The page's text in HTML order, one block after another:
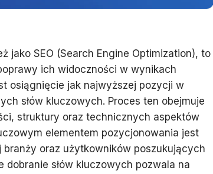
jako SEO (Search Engine Optimization), to
ich widoczności w wynikach
osiągnięcie jak najwyższej pozycji w
słów kluczowych. Proces ten obejmuje
struktury oraz technicznych aspektów
elementem pozycjonowania jest
oraz użytkowników poszukujących
słów kluczowych pozwala na